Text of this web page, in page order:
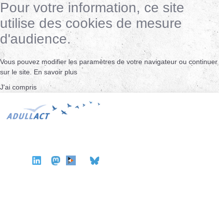
Pour votre information, ce site
utilise des cookies de mesure
d'audience.
Vous pouvez modifier les paramètres de votre navigateur ou continuer
sur le site. En savoir plus
J'ai compris